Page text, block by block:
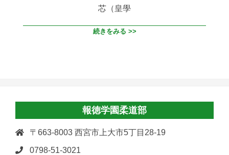
芯（皇學
続きをみる >>
報徳学園柔道部
〒663-8003 西宮市上大市5丁目28-19
0798-51-3021